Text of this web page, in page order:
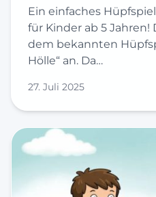
Ein einfaches
für Kinder ab 5 Jahren!
dem bekannten
Hölle“ an. Da…
27. Juli 2025